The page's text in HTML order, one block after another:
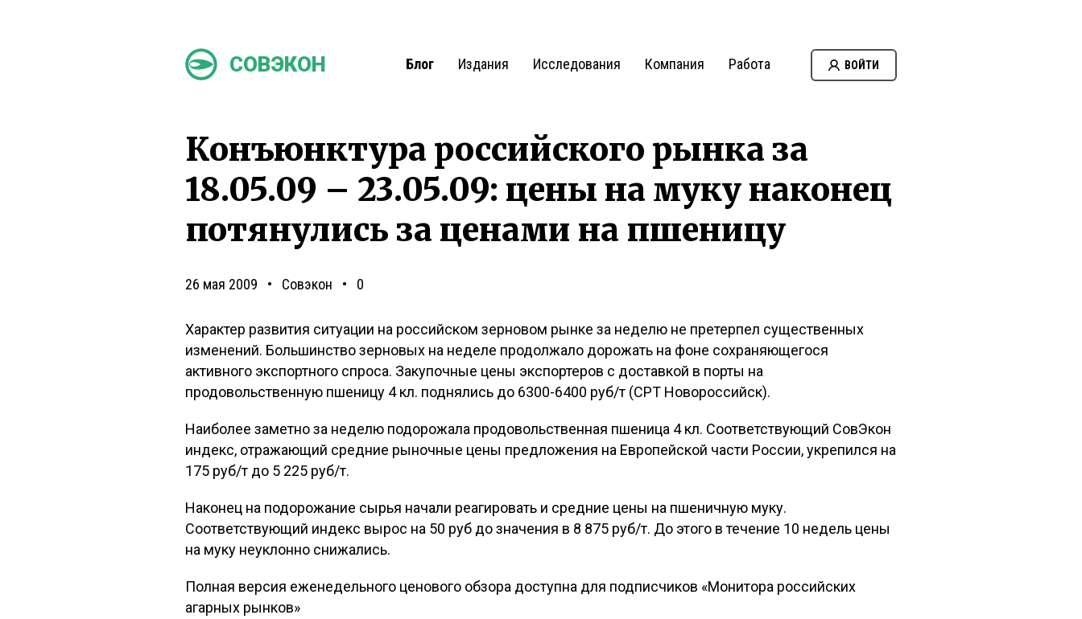
СОВЭКОН Блог Издания Исследования Компания Работа ВОЙТИ
Конъюнктура российского рынка за
18.05.09 – 23.05.09: цены на муку наконец
потянулись за ценами на пшеницу
26 мая 2009 Совэкон 0
Характер развития ситуации на российском зерновом рынке за неделю не претерпел существенных
изменений. Большинство зерновых на неделе продолжало дорожать на фоне сохраняющегося
активного экспортного спроса. Закупочные цены экспортеров с доставкой в порты на
продовольственную пшеницу 4 кл. поднялись до 6300-6400 руб/т (CPT Новороссийск).
Наиболее заметно за неделю подорожала продовольственная пшеница 4 кл. Соответствующий СовЭкон
индекс, отражающий средние рыночные цены предложения на Европейской части России, укрепился на
175 руб/т до 5 225 руб/т.
Наконец на подорожание сырья начали реагировать и средние цены на пшеничную муку.
Соответствующий индекс вырос на 50 руб до значения в 8 875 руб/т. До этого в течение 10 недель цены
на муку неуклонно снижались.
Полная версия еженедельного ценового обзора доступна для подписчиков «Монитора российских
агарных рынков»